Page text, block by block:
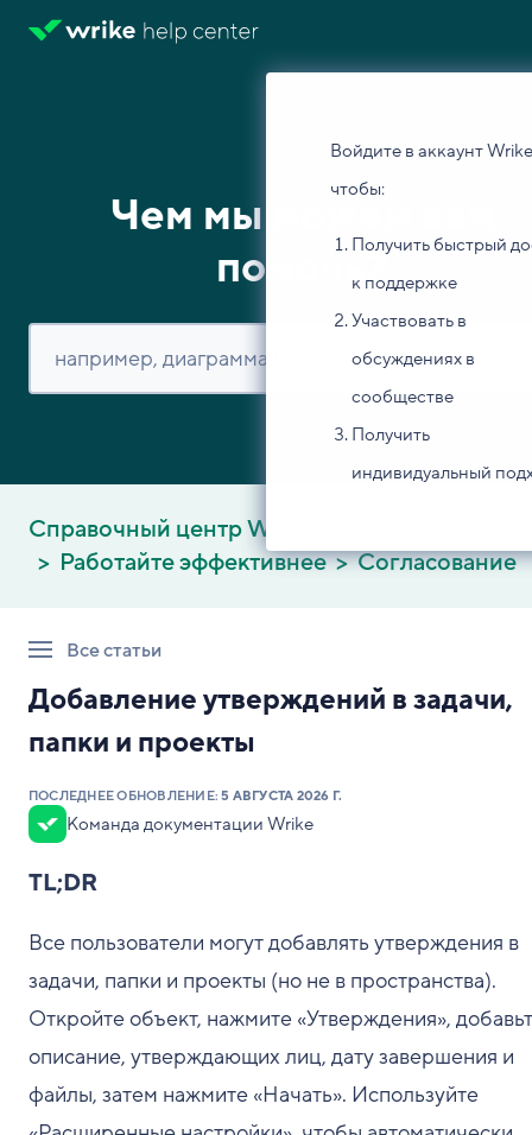
Войдите в аккаунт
чтобы:
Получить быстрый
к поддержке
Участвовать в
обсуждениях в
сообществе
Получить
индивидуальный
Чем мы можем вам
помочь?
Справочный центр Wrike
Работайте эффективнее
Согласование
Все статьи
Добавление утверждений в задачи,
папки и проекты
ПОСЛЕДНЕЕ ОБНОВЛЕНИЕ:5 АВГУСТА 2026 Г.
Команда документации Wrike
TL;DR
Все пользователи могут добавлять утверждения в
задачи, папки и проекты (но не в пространства).
Откройте объект, нажмите «Утверждения»,
описание, утверждающих лиц, дату завершения и
файлы, затем нажмите «Начать». Используйте